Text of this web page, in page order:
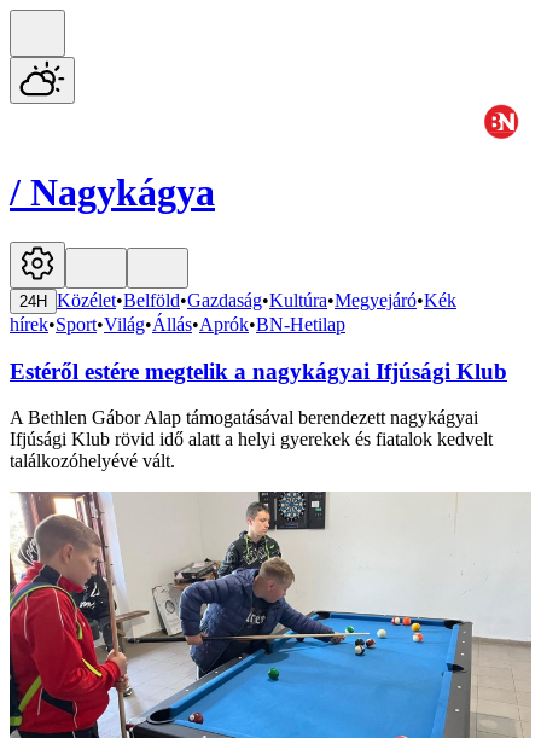
/ Nagykágya
24H Közélet•Belföld•Gazdaság•Kultúra•Megyejáró•Kék
hírek•Sport•Világ•Állás•Aprók•BN-Hetilap
Estéről estére megtelik a nagykágyai Ifjúsági Klub
A Bethlen Gábor Alap támogatásával berendezett nagykágyai
Ifjúsági Klub rövid idő alatt a helyi gyerekek és fiatalok kedvelt
találkozóhelyévé vált.